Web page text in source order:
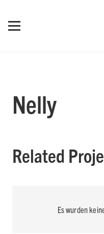
Nelly
Related
Es wurden